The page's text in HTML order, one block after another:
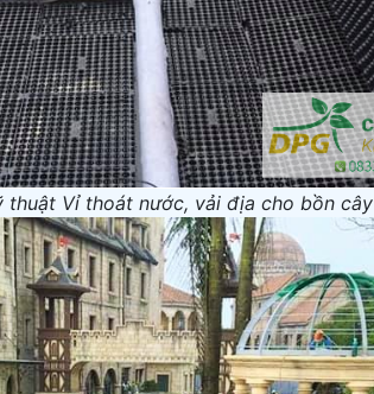
thuật Vỉ thoát nước, vải địa cho bồn cây